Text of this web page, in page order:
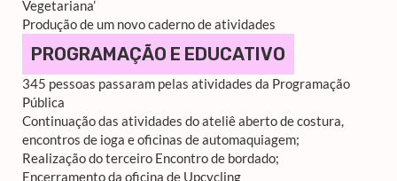
Vegetariana’
Produção de um novo caderno de atividades
PROGRAMAÇÃO E EDUCATIVO
345 pessoas passaram pelas atividades da Programação
Pública
Continuação das atividades do ateliê aberto de costura,
encontros de ioga e oficinas de automaquiagem;
Realização do terceiro Encontro de bordado;
Encerramento da oficina de Upcycling